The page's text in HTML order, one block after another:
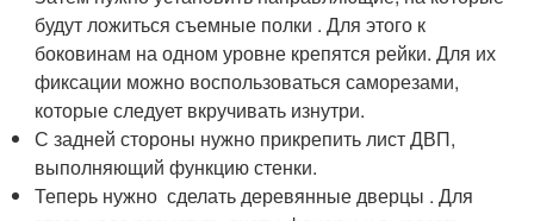
будут ложиться съемные полки . Для этого к
боковинам на одном уровне крепятся рейки. Для их
фиксации можно воспользоваться саморезами,
которые следует вкручивать изнутри.
С задней стороны нужно прикрепить лист ДВП,
выполняющий функцию стенки.
Теперь нужно сделать деревянные дверцы . Для